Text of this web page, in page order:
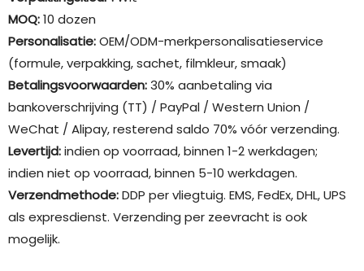
MOQ:10 dozen
Personalisatie:OEM/ODM-merkpersonalisatieservice
(formule, verpakking, sachet, filmkleur, smaak)
Betalingsvoorwaarden:30% aanbetaling via
bankoverschrijving (TT) / PayPal / Western Union /
WeChat / Alipay, resterend saldo 70% vóór verzending.
Levertijd:indien op voorraad, binnen 1-2 werkdagen;
indien niet op voorraad, binnen 5-10 werkdagen.
Verzendmethode:DDP per vliegtuig. EMS, FedEx, DHL, UPS
als expresdienst. Verzending per zeevracht is ook
mogelijk.